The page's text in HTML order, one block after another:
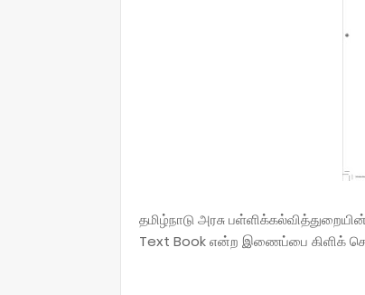
தமிழ்நாடு அரசு
Text Book என்ற இணைப்பை கிளிக்